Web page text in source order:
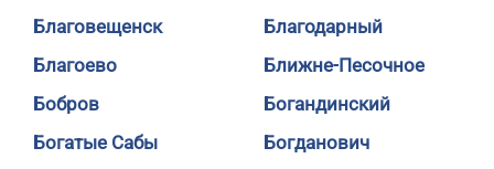
Благовещенск
Благодарный
Благоево
Ближне-Песочное
Бобров
Богандинский
Богатые Сабы
Богданович